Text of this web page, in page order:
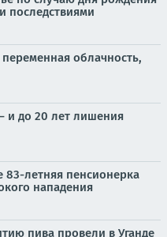
последствиями
переменная облачность,
и до 20 лет лишения
83-летняя пенсионерка
нападения
пива провели в Уганде